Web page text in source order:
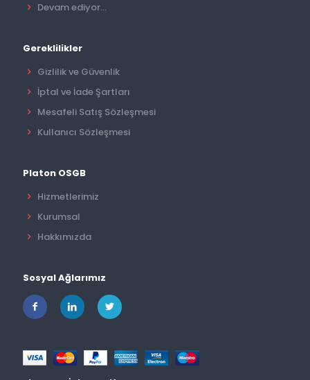
Devam ediyor...
Gereklilikler
Gizlilik ve Güvenlik
İptal ve İade Şartları
Mesafeli Satış Sözleşmesi
Kullanıcı Sözleşmesi
Platon OSGB
Hizmetlerimiz
Kurumsal
Hakkımızda
Sosyal Ağlarımız